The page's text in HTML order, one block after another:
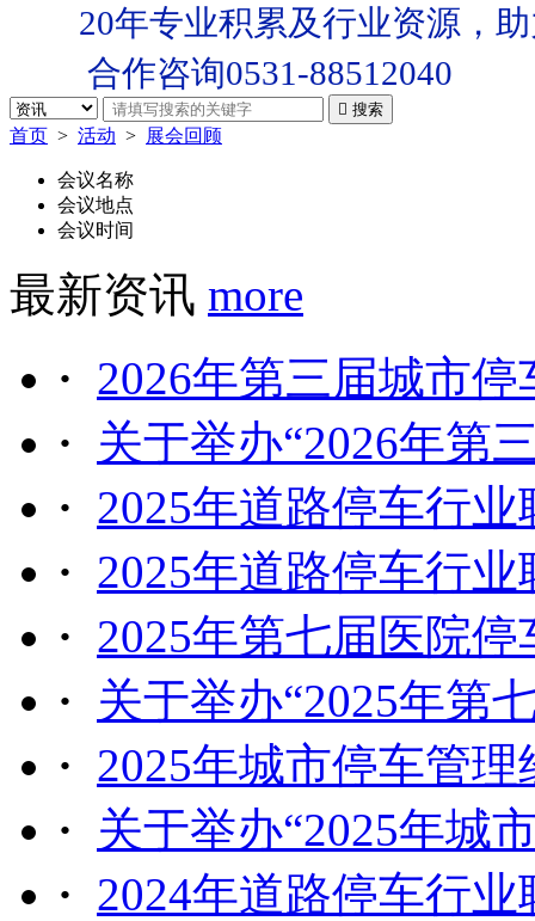
20年专业积累及行业资源，
合作咨询0531-88512040
 搜索
首页 > 活动 > 展会回顾
会议名称
会议地点
会议时间
最新资讯 more
· 2026年第三届城市
·
关于举办“2026年第
· 2025年道路停车行
· 2025年道路停车行
· 2025年第七届医院
·
关于举办“2025年第
· 2025年城市停车管
·
关于举办“2025年城
· 2024年道路停车行